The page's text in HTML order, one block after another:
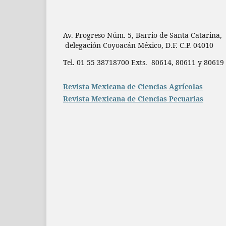
Av. Progreso Núm. 5, Barrio de Santa Catarina,
delegación Coyoacán México, D.F. C.P. 04010
Tel. 01 55 38718700 Exts. 80614, 80611 y
Revista Mexicana de Ciencias Agrícolas
Revista Mexicana de Ciencias Pecuarias